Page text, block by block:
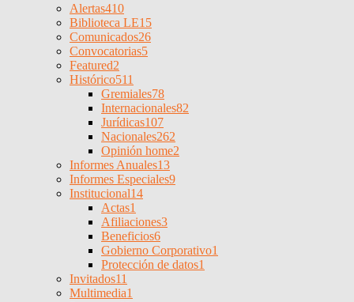
Alertas410
Biblioteca LE15
Comunicados26
Convocatorias5
Featured2
Histórico511
Gremiales78
Internacionales82
Jurídicas107
Nacionales262
Opinión home2
Informes Anuales13
Informes Especiales9
Institucional14
Actas1
Afiliaciones3
Beneficios6
Gobierno Corporativo1
Protección de datos1
Invitados11
Multimedia1